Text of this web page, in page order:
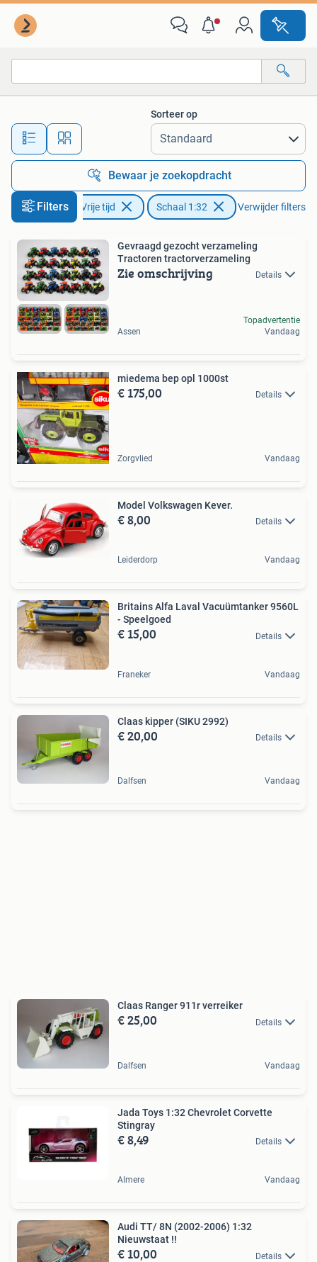
Alle afstanden…
Sorteer op
Bewaar je zoekopdracht
Filters
Hobby en Vrije tijd Schaal 1:32 Verwijder filters
Gevraagd gezocht verzameling
Tractoren tractorverzameling
Zie omschrijving Details
Assen
Topadvertentie
Vandaag
miedema bep opl 1000st
€ 175,00 Details
Zorgvlied Vandaag
Model Volkswagen Kever.
€ 8,00 Details
Leiderdorp Vandaag
Britains Alfa Laval Vacuümtanker 9560L
- Speelgoed
€ 15,00 Details
Franeker Vandaag
Claas kipper (SIKU 2992)
€ 20,00 Details
Dalfsen Vandaag
Claas Ranger 911r verreiker
€ 25,00 Details
Dalfsen Vandaag
Jada Toys 1:32 Chevrolet Corvette
Stingray
€ 8,49 Details
Almere Vandaag
Audi TT/ 8N (2002-2006) 1:32
Nieuwstaat !!
€ 10,00 Details